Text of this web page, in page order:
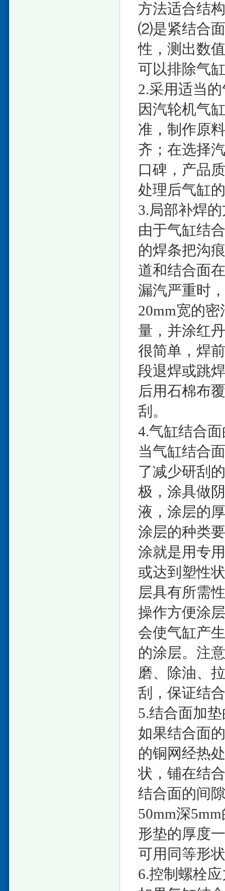
方法适合结
⑵是紧结合
性，测出数
可以排除气
2.采用适当
因汽轮机气
准，制作原
齐；在选择
口碑，产品
处理后气缸
3.局部补焊
由于气缸结
的焊条把沟
道和结合面
漏汽严重时
20mm宽的
量，并涂红
很简单，焊
段退焊或跳
后用石棉布
刮。
4.气缸结合
当气缸结合
了减少研刮
极，涂具做
液，涂层的
涂层的种类
涂就是用专
或达到塑性
层具有所需
操作方便涂
会使气缸产
的涂层。注
磨、除油、
刮，保证结
5.结合面加
如果结合面
的铜网经热
状，铺在结
结合面的间
50mm深
形垫的厚度
可用同等形
6.控制螺栓